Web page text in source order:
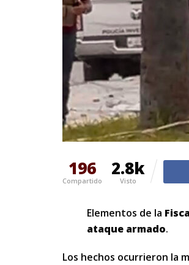
196
Compartido
2.8k
Visto
Elementos de la
ataque armado.
Los hechos ocurrieron la